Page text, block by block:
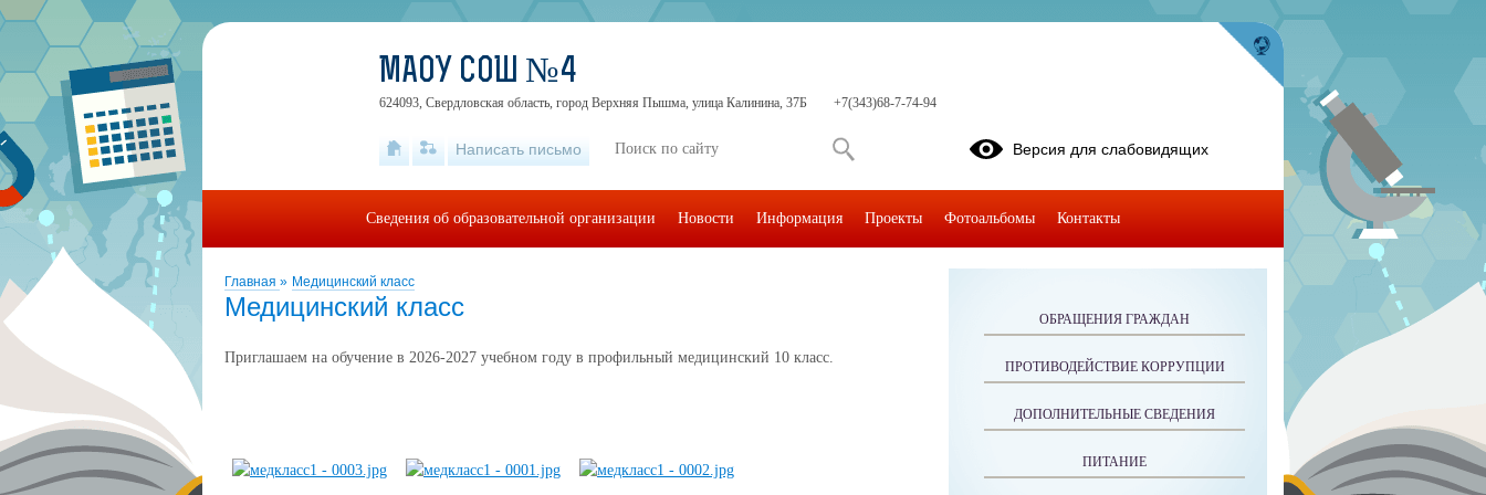
Главная » Медицинский класс
Медицинский класс
Приглашаем на обучение в 2026-2027 учебном году в профильный медицинский 10 класс.
ОБРАЩЕНИЯ ГРАЖДАН
ПРОТИВОДЕЙСТВИЕ КОРРУПЦИИ
ДОПОЛНИТЕЛЬНЫЕ СВЕДЕНИЯ
ПИТАНИЕ
МАОУ СОШ №4
624093, Свердловская область, город Верхняя Пышма, улица Калинина, 37Б +7(343)68-7-74-94
Написать письмо Версия для слабовидящих
Сведения об образовательной организации Новости Информация Проекты Фотоальбомы Контакты